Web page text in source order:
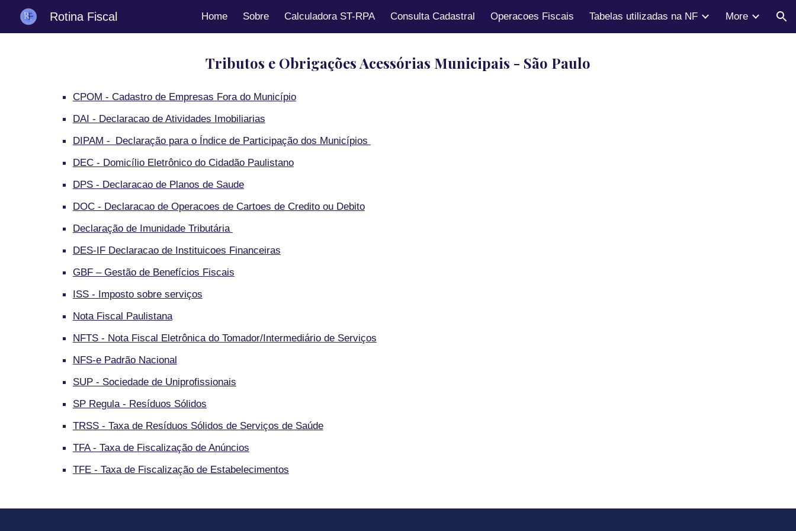
Skip to main content Skip to navigation
Rotina Fiscal Home Sobre Calculadora ST-RPA Consulta Cadastral Operacoes Fiscais Tabelas utilizadas na NF More
Tributos e Obrigações Acessórias Municipais - São Paulo
CPOM - Cadastro de Empresas Fora do Município
DAI - Declaracao de Atividades Imobiliarias
DIPAM - Declaração para o Índice de Participação dos Municípios
DEC - Domicílio Eletrônico do Cidadão Paulistano
DPS - Declaracao de Planos de Saude
DOC - Declaracao de Operacoes de Cartoes de Credito ou Debito
Declaração de Imunidade Tributária
DES-IF Declaracao de Instituicoes Financeiras
GBF – Gestão de Benefícios Fiscais
ISS - Imposto sobre serviços
Nota Fiscal Paulistana
NFTS - Nota Fiscal Eletrônica do Tomador/Intermediário de Serviços
NFS-e Padrão Nacional
SUP - Sociedade de Uniprofissionais
SP Regula - Resíduos Sólidos
TRSS - Taxa de Resíduos Sólidos de Serviços de Saúde
TFA - Taxa de Fiscalização de Anúncios
TFE - Taxa de Fiscalização de Estabelecimentos